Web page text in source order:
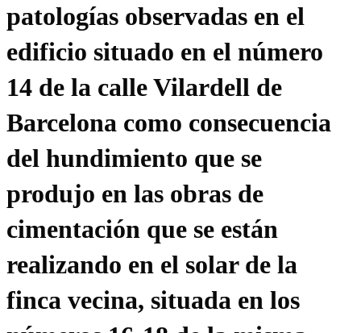
patologías observadas en el
edificio situado en el número
14 de la calle Vilardell de
Barcelona como consecuencia
del hundimiento que se
produjo en las obras de
cimentación que se están
realizando en el solar de la
finca vecina, situada en los